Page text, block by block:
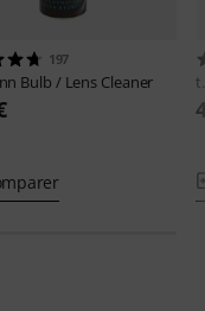
197
Bulb / Lens Cleaner